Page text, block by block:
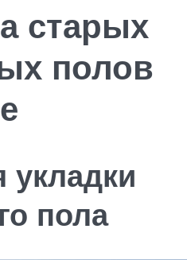
старых
полов
укладки
пола